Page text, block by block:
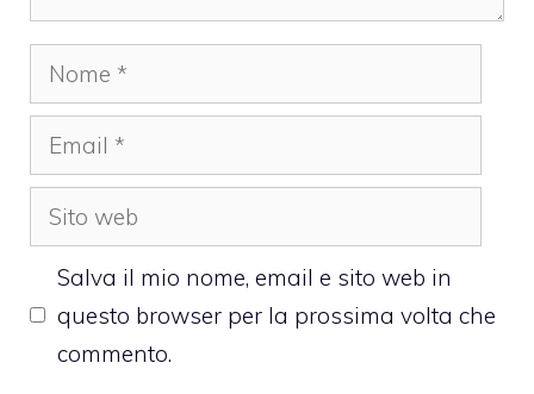
Nome
Email
Sito
web
Salva il mio nome, email e sito web in
questo browser per la prossima volta che
commento.